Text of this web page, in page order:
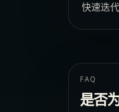
快速迭
FAQ
是否